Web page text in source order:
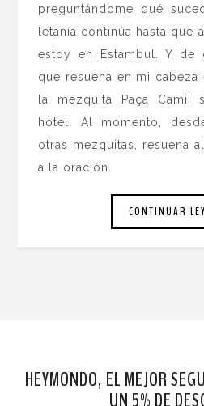
preguntándome qué
letanía continúa hasta que
estoy en Estambul. Y de
que resuena en mi
la mezquita Paça Camii
hotel. Al momento,
otras mezquitas, resuena
a la oración.
CONTINUAR
HEYMONDO, EL MEJOR
UN 5% DE